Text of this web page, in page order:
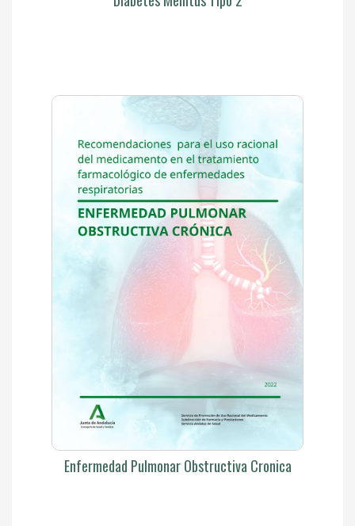
Enfermedad Pulmonar Obstructiva Cronica